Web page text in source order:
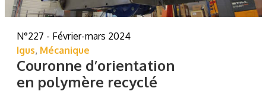
N°227 - Février-mars 2024
Igus, Mécanique
Couronne d’orientation
en polymère recyclé